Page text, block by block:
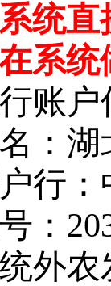
统
系
账
：湖
行
：
外